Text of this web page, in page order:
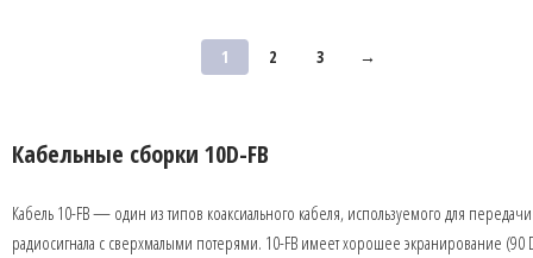
1 2 3 →
Кабельные сборки 10D-FB
Кабель 10-FB — один из типов коаксиального кабеля, используемого для
радиосигнала с сверхмалыми потерями. 10-FB имеет хорошее экранирование (90